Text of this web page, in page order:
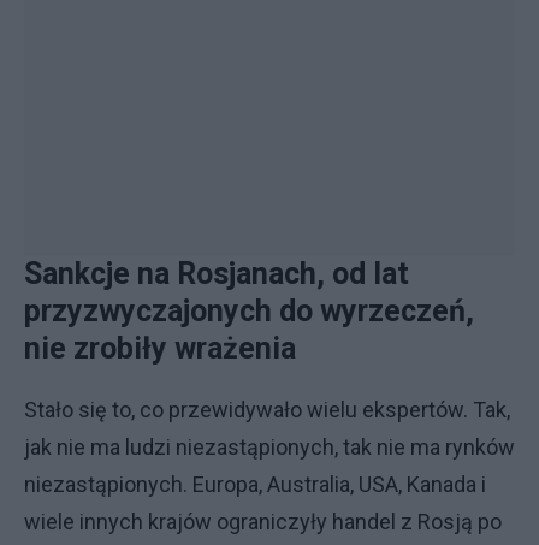
Sankcje na Rosjanach, od lat
przyzwyczajonych do wyrzeczeń,
nie zrobiły wrażenia
Stało się to, co przewidywało wielu ekspertów. Tak,
jak nie ma ludzi niezastąpionych, tak nie ma rynków
niezastąpionych. Europa, Australia, USA, Kanada i
wiele innych krajów ograniczyły handel z Rosją po